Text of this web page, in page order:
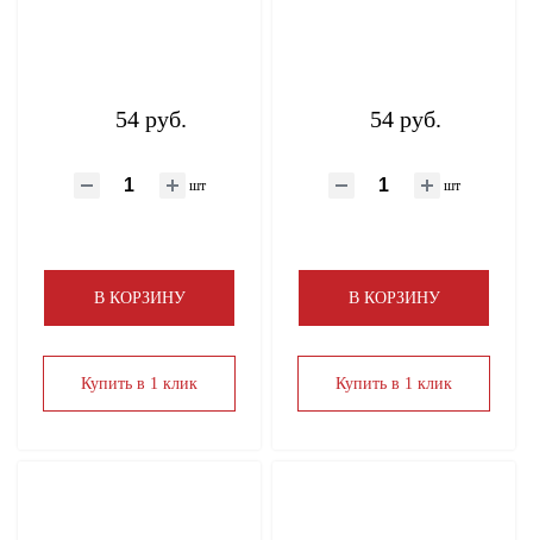
54 руб.
шт
В КОРЗИНУ
Купить в 1 клик
54 руб.
шт
В КОРЗИНУ
Купить в 1 клик